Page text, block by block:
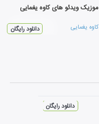
موزیک ویدئو های کاوه یغمایی
کاوه یغمایی دانلود رایگان
دانلود رایگان